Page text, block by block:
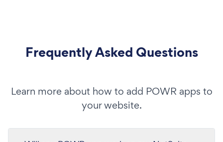
Frequently Asked Questions
Learn more about how to add POWR apps to
your website.